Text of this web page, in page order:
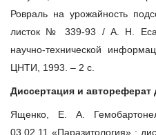
Ровраль на урожайность
листок № 339-93 / А. Н.
научно-технической
ЦНТИ, 1993. – 2 с.
Диссертация и автореферат
Ященко, Е. А.
03.02.11 «Паразитология» :